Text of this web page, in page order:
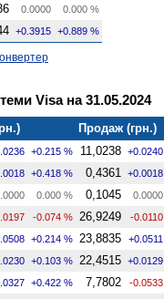
0.0000 0.000 %
+0.3915 +0.889 %
Visa на 31.05.2024
Продаж (грн.)
+0.215 % 11,0238 +0.0240
+0.418 % 0,4361 +0.0018
0.000 % 0,1045 0.0000
-0.074 % 26,9249 -0.0110
+0.214 % 23,8835 +0.0511
+0.103 % 22,4515 +0.0129
+0.422 % 7,7802 -0.0533